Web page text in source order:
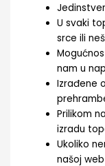
U svaki
srce ili
nam u
Izrađene
Prilikom
izradu
Ukoliko
našoj